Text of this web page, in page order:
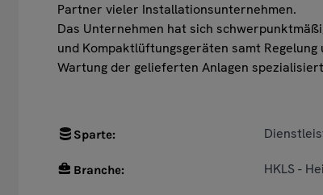
Partner vieler Installationsunternehmen.
Das Unternehmen hat sich
und Kompaktlüftungsgeräten samt
Wartung der gelieferten Anlagen
Sparte:
Branche: HKLS -